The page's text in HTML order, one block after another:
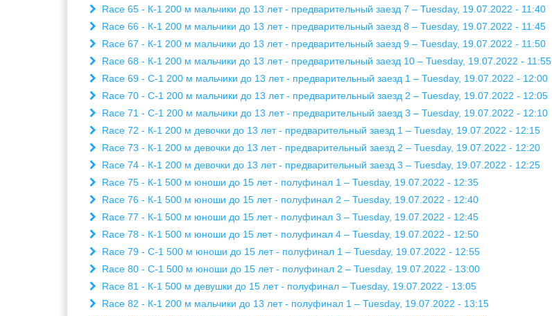
Race 65 - К-1 200 м мальчики до 13 лет - предварительный заезд 7 – Tuesday, 19.07.2022 - 11:40
Race 66 - К-1 200 м мальчики до 13 лет - предварительный заезд 8 – Tuesday, 19.07.2022 - 11:45
Race 67 - К-1 200 м мальчики до 13 лет - предварительный заезд 9 – Tuesday, 19.07.2022 - 11:50
Race 68 - К-1 200 м мальчики до 13 лет - предварительный заезд 10 – Tuesday, 19.07.2022 - 11:55
Race 69 - С-1 200 м мальчики до 13 лет - предварительный заезд 1 – Tuesday, 19.07.2022 - 12:00
Race 70 - С-1 200 м мальчики до 13 лет - предварительный заезд 2 – Tuesday, 19.07.2022 - 12:05
Race 71 - С-1 200 м мальчики до 13 лет - предварительный заезд 3 – Tuesday, 19.07.2022 - 12:10
Race 72 - К-1 200 м девочки до 13 лет - предварительный заезд 1 – Tuesday, 19.07.2022 - 12:15
Race 73 - К-1 200 м девочки до 13 лет - предварительный заезд 2 – Tuesday, 19.07.2022 - 12:20
Race 74 - К-1 200 м девочки до 13 лет - предварительный заезд 3 – Tuesday, 19.07.2022 - 12:25
Race 75 - К-1 500 м юноши до 15 лет - полуфинал 1 – Tuesday, 19.07.2022 - 12:35
Race 76 - К-1 500 м юноши до 15 лет - полуфинал 2 – Tuesday, 19.07.2022 - 12:40
Race 77 - К-1 500 м юноши до 15 лет - полуфинал 3 – Tuesday, 19.07.2022 - 12:45
Race 78 - К-1 500 м юноши до 15 лет - полуфинал 4 – Tuesday, 19.07.2022 - 12:50
Race 79 - С-1 500 м юноши до 15 лет - полуфинал 1 – Tuesday, 19.07.2022 - 12:55
Race 80 - С-1 500 м юноши до 15 лет - полуфинал 2 – Tuesday, 19.07.2022 - 13:00
Race 81 - К-1 500 м девушки до 15 лет - полуфинал – Tuesday, 19.07.2022 - 13:05
Race 82 - К-1 200 м мальчики до 13 лет - полуфинал 1 – Tuesday, 19.07.2022 - 13:15